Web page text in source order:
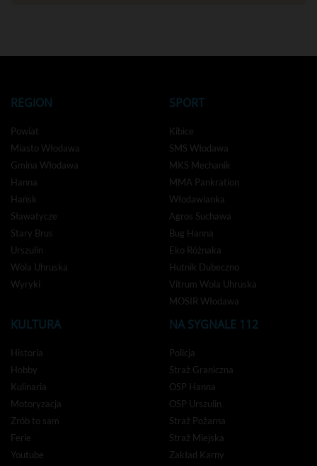
REGION
Powiat
Miasto Włodawa
Gmina Włodawa
Hanna
Hańsk
Sławatycze
Stary Brus
Urszulin
Wola Uhruska
Wyryki
SPORT
Kibice
SMS Włodawa
MKS Mechanik
MMA Pankration
Włodawianka
Agros Suchawa
Bug Hanna
Eko Różnaka
Hutnik Dubeczno
Vitrum Wola Uhruska
MOSIR Włodawa
KULTURA
Historia
Hobby
Kulinaria
Motoryzacja
Zrób to sam
Ferie
Youtube
NA SYGNALE 112
Policja
Straż Graniczna
OSP Hanna
OSP Urszulin
Straż Pożarna
Straż Miejska
Zakład Karny